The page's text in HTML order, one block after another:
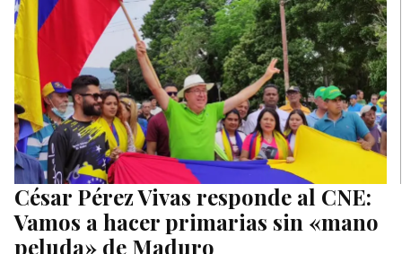
César Pérez Vivas responde al CNE:
Vamos a hacer primarias sin «mano
peluda» de Maduro